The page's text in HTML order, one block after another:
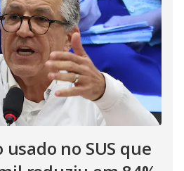
no SUS que